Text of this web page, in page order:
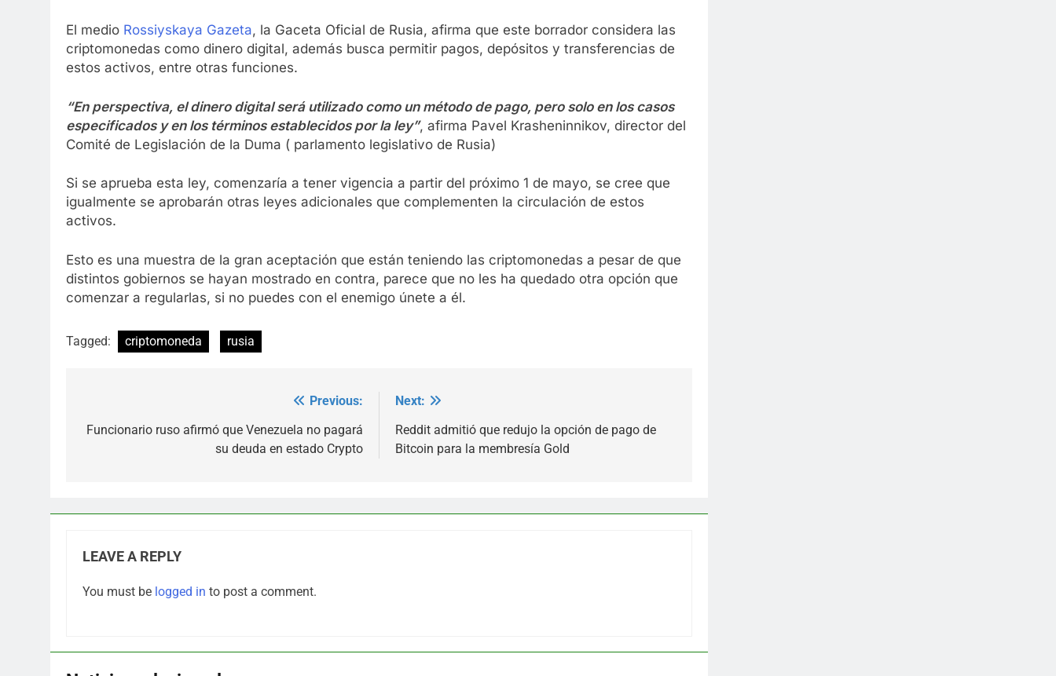
El medio Rossiyskaya Gazeta, la Gaceta Oficial de Rusia, afirma que este borrador considera las
criptomonedas como dinero digital, además busca permitir pagos, depósitos y transferencias de
estos activos, entre otras funciones.
“En perspectiva, el dinero digital será utilizado como un método de pago, pero solo en los casos
especificados y en los términos establecidos por la ley”, afirma Pavel Krasheninnikov, director del
Comité de Legislación de la Duma ( parlamento legislativo de Rusia)
Si se aprueba esta ley, comenzaría a tener vigencia a partir del próximo 1 de mayo, se cree que
igualmente se aprobarán otras leyes adicionales que complementen la circulación de estos
activos.
Esto es una muestra de la gran aceptación que están teniendo las criptomonedas a pesar de que
distintos gobiernos se hayan mostrado en contra, parece que no les ha quedado otra opción que
comenzar a regularlas, si no puedes con el enemigo únete a él.
Tagged: criptomoneda rusia
navigation
Previous:
Funcionario ruso afirmó que Venezuela no pagará
su deuda en estado Crypto
Next:
Reddit admitió que redujo la opción de pago de
Bitcoin para la membresía Gold
LEAVE A REPLY
You must be logged in to post a comment.